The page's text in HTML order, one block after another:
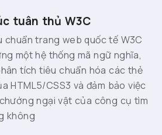
tuân thủ W3C
chuẩn trang web quốc tế W3C
một hệ thống mã ngữ nghĩa,
tích tiêu chuẩn hóa các thẻ
HTML5/CSS3 và đảm bảo việc
ngại vật của công cụ tìm
không